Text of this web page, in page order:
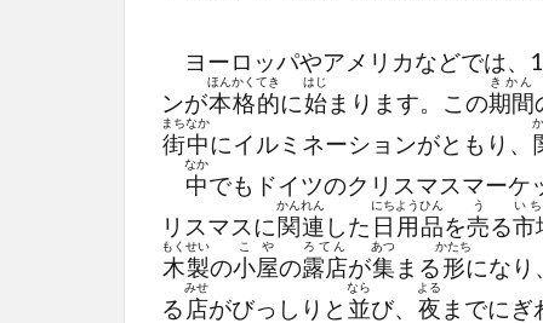
ヨーロッパやアメリカなどでは、
ンが本格的
ほんかくてき
に始
はじ
まります。この期間
きかん
街中
まちなか
にイルミネーションがともり、
中
なか
でもドイツのクリスマスマーケ
リスマスに関連
かんれん
した 日用品
にちようひん
を売
う
る市
い
木製
もくせい
の小屋
こや
の露店
ろてん
が集
あつ
まる形
かたち
になり
る 店
みせ
がびっしりと 並
なら
び、 夜
よる
までに